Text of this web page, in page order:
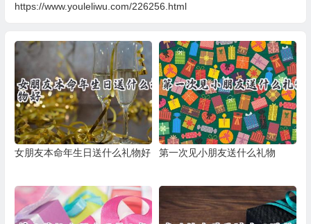
https://www.youleliwu.com/226256.html
女朋友本命年生日送什么礼物好 第一次见小朋友送什么礼物